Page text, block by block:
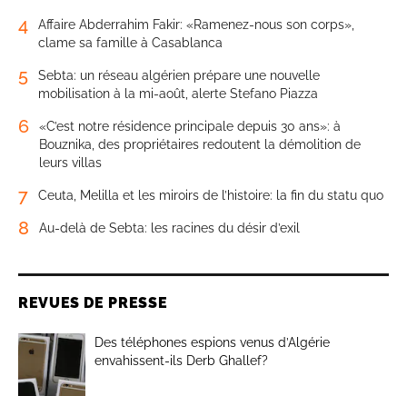
4
Affaire Abderrahim Fakir: «Ramenez-nous son corps»,
clame sa famille à Casablanca
5
Sebta: un réseau algérien prépare une nouvelle
mobilisation à la mi-août, alerte Stefano Piazza
6
«C’est notre résidence principale depuis 30 ans»: à
Bouznika, des propriétaires redoutent la démolition de
leurs villas
7 Ceuta, Melilla et les miroirs de l’histoire: la fin du statu quo
8 Au-delà de Sebta: les racines du désir d’exil
REVUES DE PRESSE
Des téléphones espions venus d’Algérie
envahissent-ils Derb Ghallef?